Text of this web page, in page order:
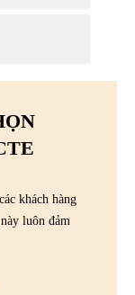
khách hàng
luôn đảm